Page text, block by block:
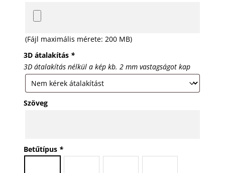
(Fájl maximális mérete: 200 MB)
3D átalakítás *
3D átalakítás nélkül a kép kb. 2 mm vastagságot kap
Szöveg
Betűtípus *